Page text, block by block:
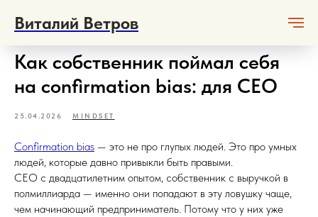
Виталий Ветров
Как собственник поймал себя
на confirmation bias: для CEO
25.04.2026 MINDSET
Confirmation bias — это не про глупых людей. Это про умных
людей, которые давно привыкли быть правыми.
CEO с двадцатилетним опытом, собственник с выручкой в
полмиллиарда — именно они попадают в эту ловушку чаще,
чем начинающий предприниматель. Потому что у них уже